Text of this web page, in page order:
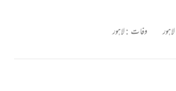
لاہور وفات :لاہور